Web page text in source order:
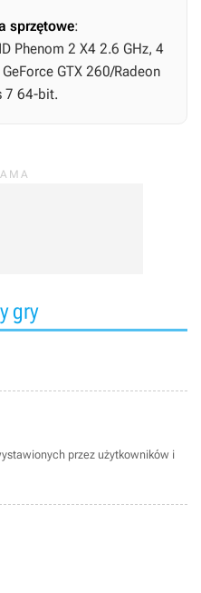
sprzętowe:
Phenom 2 X4 2.6 GHz, 4
GTX 260/Radeon
7 64-bit.
gry
przez użytkowników i